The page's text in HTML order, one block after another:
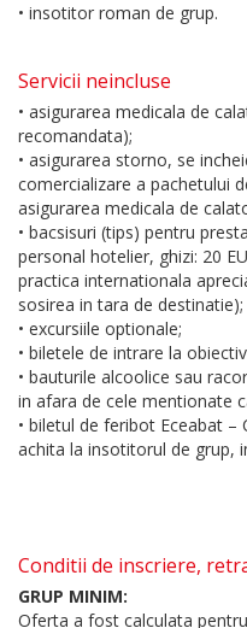
• insotitor roman de grup.
Servicii neincluse
• asigurarea medicala de
recomandata);
• asigurarea storno, se
comercializare a pachetului
asigurarea medicala de
• bacsisuri (tips) pentru
personal hotelier, ghizi: 20
practica internationala
sosirea in tara de destinatie);
• excursiile optionale;
• biletele de intrare la
• bauturile alcoolice sau
in afara de cele mentionate
• biletul de feribot Eceabat –
achita la insotitorul de grup,
Conditii de inscriere,
GRUP MINIM:
Oferta a fost calculata